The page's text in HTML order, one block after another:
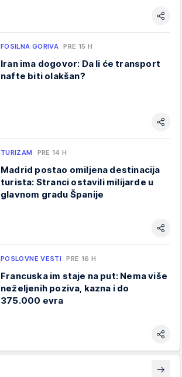
FOSILNA GORIVA PRE 15 H
Iran ima dogovor: Da li će transport
nafte biti olakšan?
TURIZAM PRE 14 H
Madrid postao omiljena destinacija
turista: Stranci ostavili milijarde u
glavnom gradu Španije
POSLOVNE VESTI PRE 16 H
Francuska im staje na put: Nema više
neželjenih poziva, kazna i do
375.000 evra